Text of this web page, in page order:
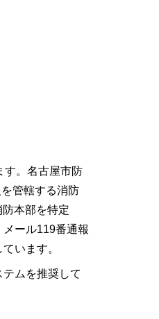
。名古屋市防
管轄する消防
本部を特定
ール119番通報
います。
ムを推奨して